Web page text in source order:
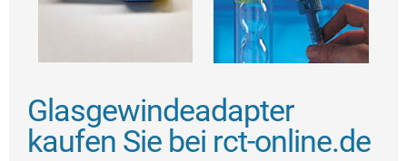
Glasgewindeadapter
kaufen Sie bei rct-online.de